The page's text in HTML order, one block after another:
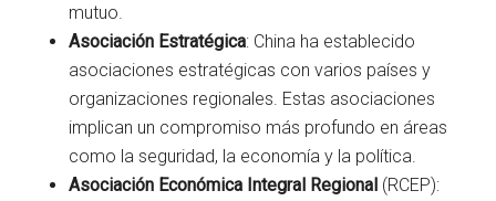
mutuo.
Asociación Estratégica: China ha establecido
asociaciones estratégicas con varios países y
organizaciones regionales. Estas asociaciones
implican un compromiso más profundo en áreas
como la seguridad, la economía y la política.
Asociación Económica Integral Regional (RCEP):